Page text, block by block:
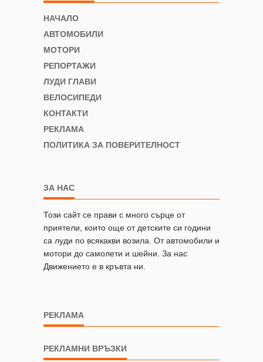
НАЧАЛО
АВТОМОБИЛИ
МОТОРИ
РЕПОРТАЖИ
ЛУДИ ГЛАВИ
ВЕЛОСИПЕДИ
КОНТАКТИ
РЕКЛАМА
ПОЛИТИКА ЗА ПОВЕРИТЕЛНОСТ
ЗА НАС
Този сайт се прави с много сърце от
приятели, които още от детските си години
са луди по всякакви возила. От автомобили и
мотори до самолети и шейни. За нас
Движението е в кръвта ни.
РЕКЛАМА
РЕКЛАМНИ ВРЪЗКИ